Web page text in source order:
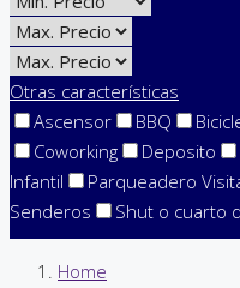
Otras características
Ascensor
BBQ
Coworking
Deposito
Infantil
Parqueadero
Senderos
Shut o cuarto
Home